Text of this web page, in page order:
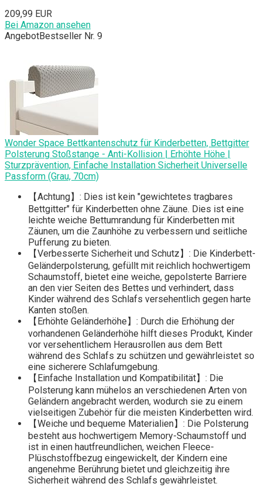
209,99 EUR
Bei Amazon ansehen
AngebotBestseller Nr. 9
Wonder Space Bettkantenschutz für Kinderbetten, Bettgitter
Polsterung Stoßstange - Anti-Kollision | Erhöhte Höhe |
Sturzprävention, Einfache Installation Sicherheit Universelle
Passform (Grau, 70cm)
【Achtung】: Dies ist kein "gewichtetes tragbares
Bettgitter" für Kinderbetten ohne Zäune. Dies ist eine
leichte weiche Bettumrandung für Kinderbetten mit
Zäunen, um die Zaunhöhe zu verbessern und seitliche
Pufferung zu bieten.
【Verbesserte Sicherheit und Schutz】: Die Kinderbett-
Geländerpolsterung, gefüllt mit reichlich hochwertigem
Schaumstoff, bietet eine weiche, gepolsterte Barriere
an den vier Seiten des Bettes und verhindert, dass
Kinder während des Schlafs versehentlich gegen harte
Kanten stoßen.
【Erhöhte Geländerhöhe】: Durch die Erhöhung der
vorhandenen Geländerhöhe hilft dieses Produkt, Kinder
vor versehentlichem Herausrollen aus dem Bett
während des Schlafs zu schützen und gewährleistet so
eine sicherere Schlafumgebung.
【Einfache Installation und Kompatibilität】: Die
Polsterung kann mühelos an verschiedenen Arten von
Geländern angebracht werden, wodurch sie zu einem
vielseitigen Zubehör für die meisten Kinderbetten wird.
【Weiche und bequeme Materialien】: Die Polsterung
besteht aus hochwertigem Memory-Schaumstoff und
ist in einen hautfreundlichen, weichen Fleece-
Plüschstoffbezug eingewickelt, der Kindern eine
angenehme Berührung bietet und gleichzeitig ihre
Sicherheit während des Schlafs gewährleistet.